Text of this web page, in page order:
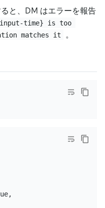
と、DM はエラーを報告
time} is too
matches it
。